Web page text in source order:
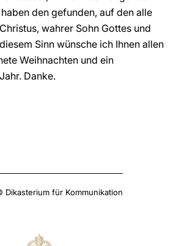
den gefunden, auf den alle
wahrer Sohn Gottes und
Sinn wünsche ich Ihnen allen
Weihnachten und ein
Danke.
für Kommunikation